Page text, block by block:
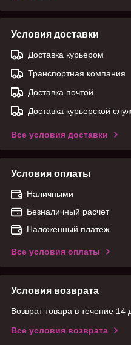
Условия доставки
Доставка курьером
Транспортная компания
Доставка почтой
Доставка курьерской
Все условия доставки
Условия оплаты
Наличными
Безналичный расчет
Наложенный платеж
Все условия оплаты
Условия возврата
Возврат товара в течение 14
Все условия возврата